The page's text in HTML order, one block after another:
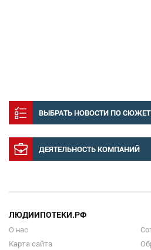
ВЫБРАТЬ НОВОСТИ ПО
ДЕЯТЕЛЬНОСТЬ КОМПАНИЙ
ЛЮДИИПОТЕКИ.РФ
О нас
Карта сайта